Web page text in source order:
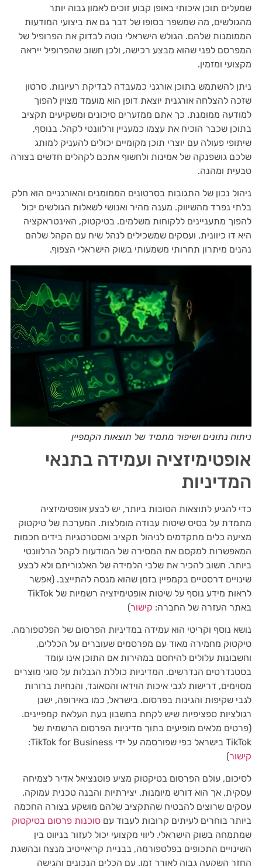
שמעלים תוכן איכותי באופן קבוע זוכים לאמון גבוה יותר
מהגולשים, מה שמשפר בסופו של דבר גם את ביצועי המודעות
הממומנות שלהם. הגולש הישראלי נוטה לבדוק את הפרופיל של
המפרסם לפני שהוא מבצע רכישה, ולכן חשוב שהפרופיל ייראה
מקצועי ומזמין.
ניתן להשתמש בתוכן אורגני כמעבדה לבדיקת רעיונות. סרטון
שזכה להצלחה אורגנית יוצאת דופן הוא מועמד מצוין להפוך
למודעה ממומנת. כך אתם ממזערים סיכונים ומשקיעים תקציב
בתוכן שכבר הוכיח את עצמו כמעניין ורלוונטי לקהל. בנוסף,
שיתופי פעולה עם יוצרי תוכן מקומיים יכולים להעניק למותג
שלכם גושפנקה של אמינות ולחשוף אתכם לקהלים חדשים בצורה
טבעית ומהנה.
ניהול נכון של התגובות בסרטונים הממומנים והאורגניים הוא חלק
בלתי נפרד מהשיווק. מענה מהיר ואנושי לשאלות הגולשים יכול
להפוך מתעניינים ללקוחות משלמים. בטיקטוק, האינטראקציה
היא דו כיוונית, ועסקים שמשכילים לנהל שיח עם הקהל שלהם
נהנים מיתרון תחרותי משמעותי בשוק הישראלי הצפוף.
ניתוח נתונים ושיפור מתמיד של תוצאות הקמפיין
אופטימיזציה ועמידה בתנאי
המדיניות
כדי להגיע לתוצאות הטובות ביותר, יש לבצע אופטימיזציה
מתמדת על בסיס שיטות עבודה מומלצות. המערכת של טיקטוק
מציעה כלים מתקדמים לניהול תקציב ואסטרטגיות בידים חכמות
המאפשרות למקסם את המסירה של המודעות לקהל הרלוונטי
ביותר. חשוב להכיר את שלבי הלמידה של האלגוריתם ולא לבצע
שינויים דרסטיים בקמפיין בזמן שהוא מנסה להתייצב. (אפשר
לראות מידע נוסף על שיטות אופטימיזציה רשמיות של TikTok
באתר העזרה של החברה: קישור)
נושא נוסף וקריטי הוא עמידה במדיניות הפרסום של הפלטפורמה.
טיקטוק מחמירה מאוד עם מפרסמים שעוברים על הכללים,
וחשבונות עלולים להיחסם במהירות אם התוכן אינו עומד
בסטנדרטים הנדרשים. המדיניות כוללת הגבלות על סוגי מוצרים
מסוימים, דרישות לגבי איכות הוידאו והסאונד, והנחיות ברורות
לגבי שקיפות והגינות בפרסום. בישראל, כמו באירופה, ישנן
רגולציות ספציפיות שיש לקחת בחשבון בעת העלאת קמפיינים.
(פרטים מלאים מופיעים בתוך מדיניות הפרסום הרשמית של
TikTok בישראל כפי שפורסמה על ידי TikTok for Business:
קישור)
לסיכום, עולם הפרסום בטיקטוק מציע פוטנציאל אדיר לצמיחה
עסקית, אך הוא דורש מיומנות, יצירתיות והבנה טכנית עמוקה.
עסקים שרוצים להבטיח שהתקציב שלהם מושקע בצורה החכמה
ביותר בוחרים לעיתים קרובות לעבוד עם סוכנות פרסום בטיקטוק
שמתמחה בשוק הישראלי. ליווי מקצועי יכול לעזור בניווט בין
השינויים התכופים בפלטפורמה, בבניית קריאייטיב מנצח ובהשגת
החזר השקעה גבוה לאורך זמן. עם הכלים הנכונים והגישה